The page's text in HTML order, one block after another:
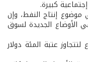
كبيرة.
موضوع إنتاج النفط، وإن
الأوضاع الجديدة لسوق
عتبة المئة دولار